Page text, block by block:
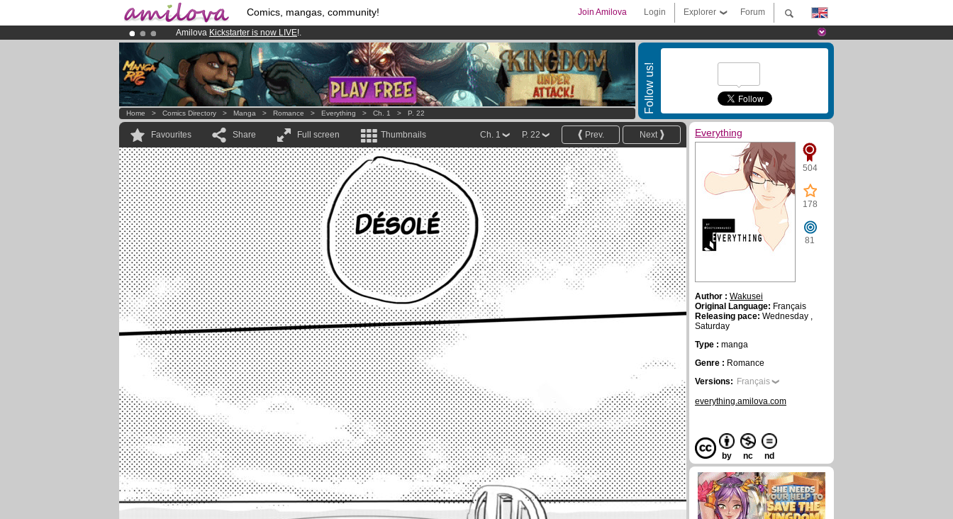
Comics, mangas, community! Forum
Explorer
Login
Join Amilova
Amilova Kickstarter is now LIVE!.
Premium membership from3.95 eurosper month !Get membership now
Already 100000membersand 1000 comics & mangas!.
Follow us!
Home > Comics Directory > Manga > Romance > Everything > Ch. 1 > P. 22
Favourites Share Full screen Thumbnails Next
Prev.
P. 22
Ch. 1 Everything
504
178
81
Author : Wakusei
Original Language: Français
Releasing pace: Wednesday ,
Saturday
Type : manga
Genre : Romance
Versions: Français
everything.amilova.com
by nc nd